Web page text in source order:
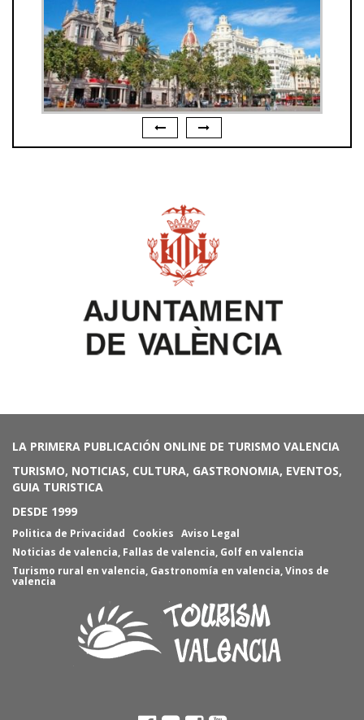
LA PRIMERA PUBLICACIÓN ONLINE DE TURISMO VALENCIA
TURISMO, NOTICIAS, CULTURA, GASTRONOMIA, EVENTOS,
GUIA TURISTICA
DESDE 1999
Politica de Privacidad Cookies Aviso Legal
Noticias de valencia, Fallas de valencia, Golf en valencia
Turismo rural en valencia, Gastronomía en valencia,Vinos de
valencia